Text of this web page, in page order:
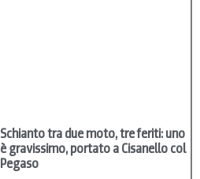
Schianto tra due moto, tre feriti: uno
è gravissimo, portato a Cisanello col
Pegaso